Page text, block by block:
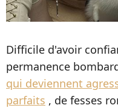
Difficile d'avoir
permanence
qui deviennent
parfaits , de fesses